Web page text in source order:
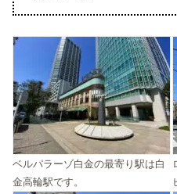
ベルパラーゾ白金の最寄り駅は白
金高輪駅です。